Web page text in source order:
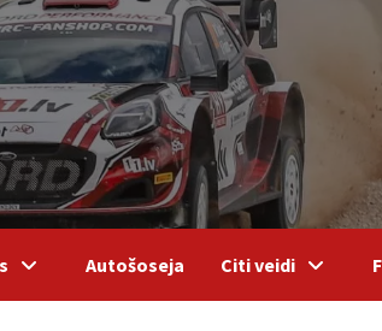
Autošoseja Citi veidi